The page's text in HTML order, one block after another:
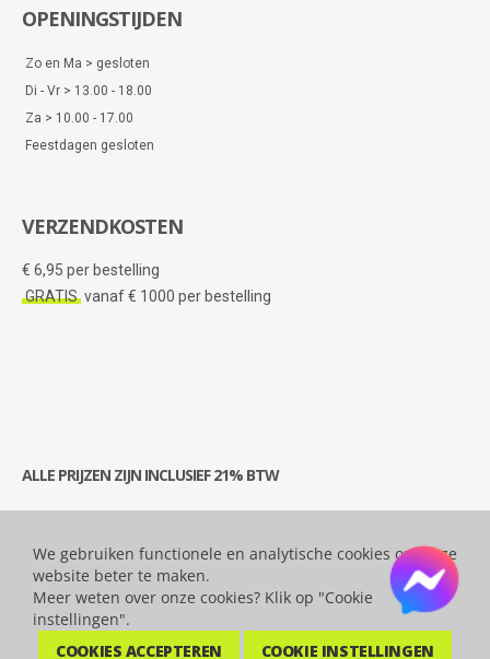
OPENINGSTIJDEN
Zo en Ma > gesloten
Di - Vr > 13.00 - 18.00
Za > 10.00 - 17.00
Feestdagen gesloten
VERZENDKOSTEN
€ 6,95 per bestelling
GRATIS vanaf € 1000 per bestelling
ALLE PRIJZEN ZIJN INCLUSIEF 21% BTW
© 2026 Bytesatwork.be - Alle rechten voorbehouden.
We gebruiken functionele en analytische cookies om onze
website beter te maken.
Meer weten over onze cookies? Klik op "Cookie
instellingen".
COOKIES ACCEPTEREN
COOKIE INSTELLINGEN